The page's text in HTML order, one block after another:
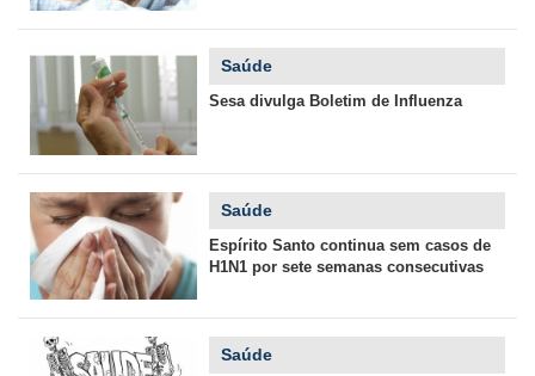
Saúde
Sesa divulga Boletim de Influenza
Saúde
Espírito Santo continua sem casos de
H1N1 por sete semanas consecutivas
Saúde